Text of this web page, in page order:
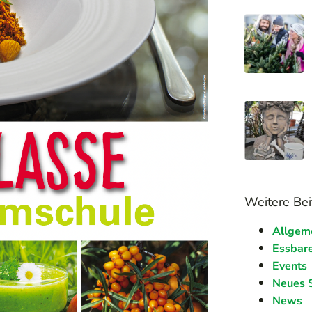
Weitere
Events
Neues
News